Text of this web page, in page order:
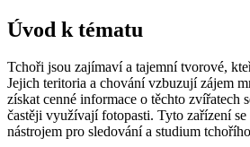
Úvod k tématu
Tchoři jsou zajímaví a tajemní tvorové,
Jejich teritoria a chování vzbuzují zájem
získat cenné informace o těchto zvířatech
častěji využívají fotopasti. Tyto zařízení
nástrojem pro sledování a studium